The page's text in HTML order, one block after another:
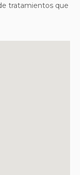
tratamientos que